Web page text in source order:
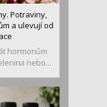
Potraviny,
a ulevují od
hormonům
nebo...